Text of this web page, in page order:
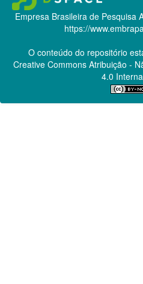
Empresa Brasileira de Pesquisa
https://
O conteúdo do repositório
Creative CommonsAtribuição -
4.0